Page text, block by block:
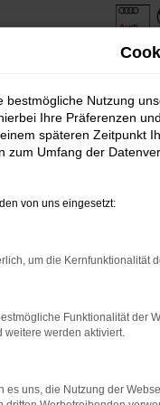
bestimmter
dem neuesten Stand
kann auch dazu
bestmögliche Nutzung
Ihre Präferenzen
späteren Zeitpunkt
zum Umfang der
von uns eingesetzt:
um die Kernfunktionalität
Funktionalität der
weitere werden aktiviert.
es uns, die Nutzung der